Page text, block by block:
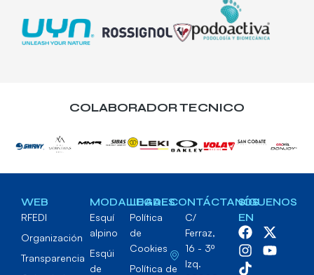
COLABORADOR TECNICO
WEB
RFEDI
Organización
Transparencia
MODALIDADES
Esquí
alpino
Esqúi
de
LEGAL
Política
de
Cookies
Política de
CONTÁCTANOS
C/
Ferraz,
16 - 3º
Izq.
SÍGUENOS
EN